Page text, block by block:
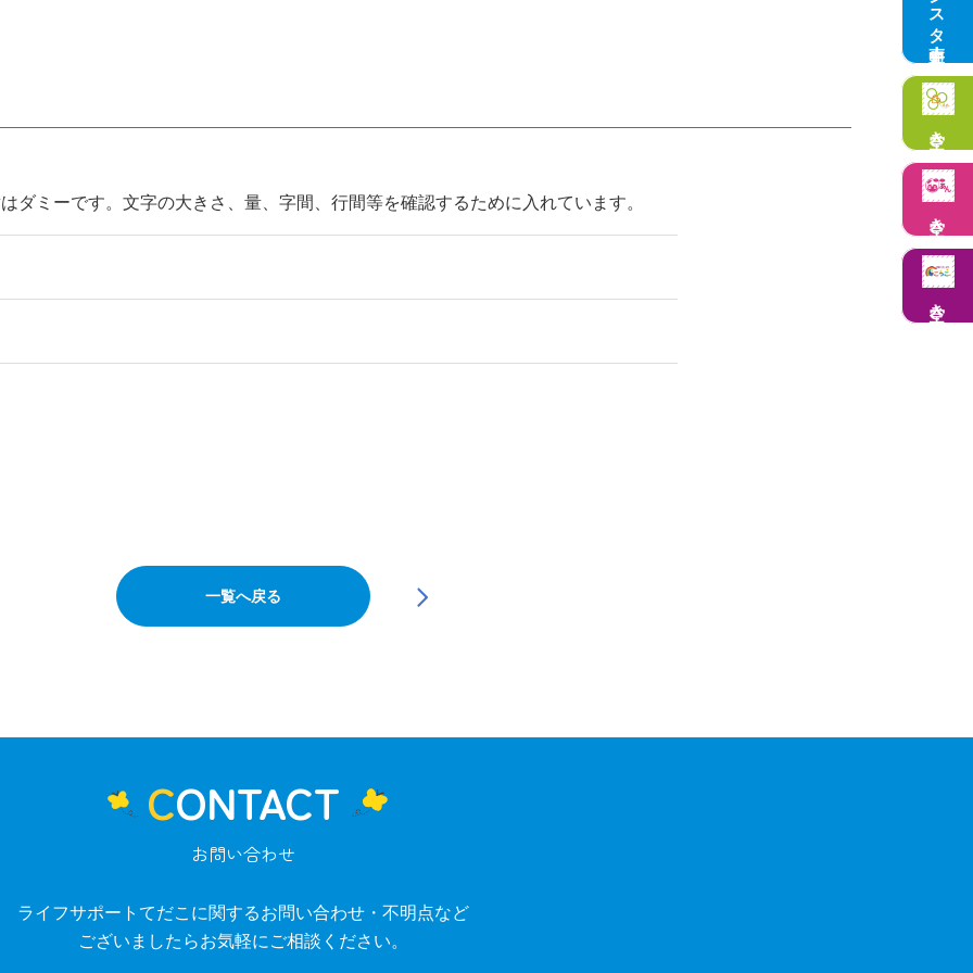
空き状況
空き状況
空き状況
ダミーです。文字の大きさ、量、字間、行間等を確認するために入れています。
一覧へ戻る
CONTACT
お問い合わせ
ライフサポートてだこに関するお問い合わせ・不明点など
ございましたらお気軽にご相談ください。